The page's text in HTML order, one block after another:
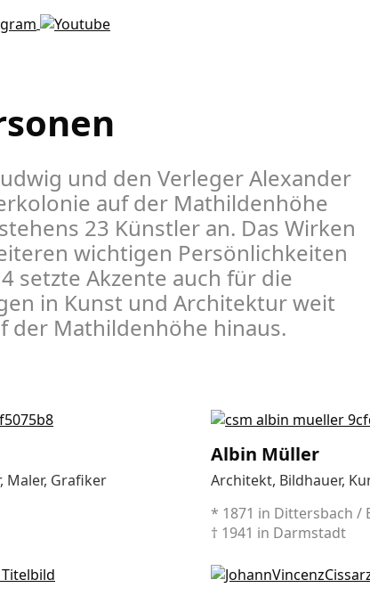
und den Verleger Alexander
auf der Mathildenhöhe
23 Künstler an. Das Wirken
wichtigen Persönlich­keiten
setzte Akzente auch für die
in Kunst und Architektur weit
der Mathildenhöhe hinaus.
Maler, Grafiker
Albin Müller
Architekt, Bildhauer,
* 1871 in Dittersbach /
† 1941 in Darmstadt